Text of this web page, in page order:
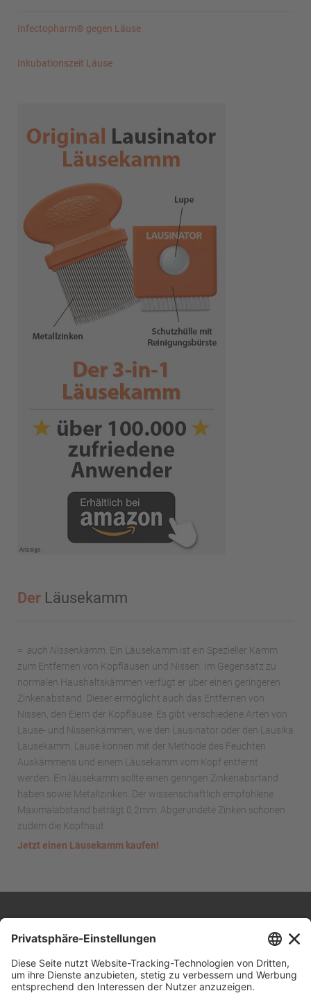
Infectopharm® gegen Läuse
Inkubationszeit Läuse
Der Läusekamm
= auch Nissenkamm . Ein Läusekamm ist ein Spezieller Kamm
zum Entfernen von Kopfläusen und Nissen. Im Gegensatz zu
normalen Haushaltskämmen verfügt er über einen geringeren
Zinkenabstand. Dieser ermöglicht auch das Entfernen von
Nissen, den Eiern der Kopfläuse. Es gibt verschiedene Arten von
Läuse- und Nissenkämmen, wie den Lausinator oder den Lausika
Läusekamm. Läuse können mit der Methode des Feuchten
Auskämmens und einem Läusekamm vom Kopf entfernt
werden. Ein läusekamm sollte einen geringen Zinkenabsrtand
haben sowie Metallzinken. Der wissenschaftlich empfohlene
Maximalabstand beträgt 0,2mm. Abgerundete Zinken schonen
zudem die Kopfhaut.
Jetzt einen Läusekamm kaufen!
Impressum
Downloadbereich